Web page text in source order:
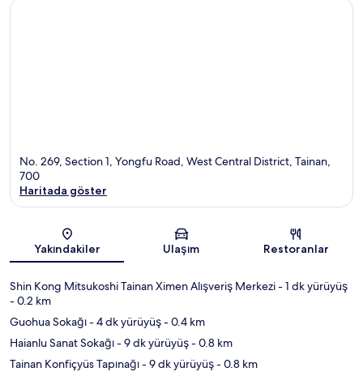
No. 269, Section 1, Yongfu Road, West Central District, Tainan,
700
Haritada göster
Yakındakiler Ulaşım Restoranlar
Shin Kong Mitsukoshi Tainan Ximen Alışveriş Merkezi- 1 dk yürüyüş
- 0.2 km
Guohua Sokağı- 4 dk yürüyüş- 0.4 km
Haianlu Sanat Sokağı- 9 dk yürüyüş- 0.8 km
Tainan Konfiçyüs Tapınağı- 9 dk yürüyüş- 0.8 km